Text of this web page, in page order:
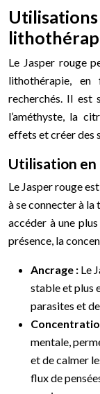
Le Jasper rouge
lithothérapie,
recherchés. Il est
l’améthyste, la
effets et créer des
Utilisation
Le Jasper rouge
à se connecter à la
accéder à une
présence, la
Ancrage : Le
stable et plus
parasites et
mentale,
et de calmer
flux de